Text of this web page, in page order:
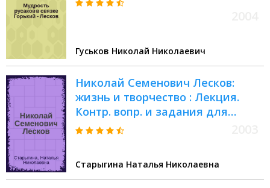
Гуськов Николай Николаевич
Николай Семенович Лесков:
жизнь и творчество : Лекция.
Контр. вопр. и задания для
самостоят. работы студентов.
Старыгина Наталья Николаевна